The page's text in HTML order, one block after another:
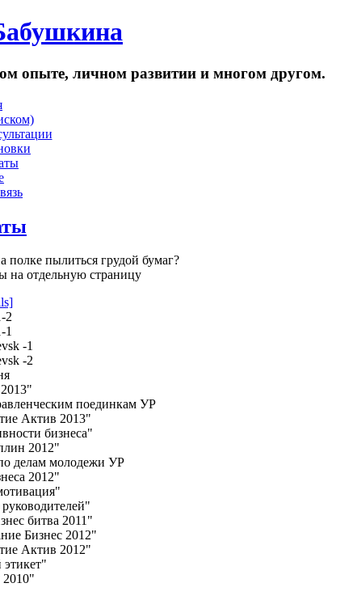
опыте, личном развитии и многом другом.
пылиться грудой бумаг?
на отдельную страницу